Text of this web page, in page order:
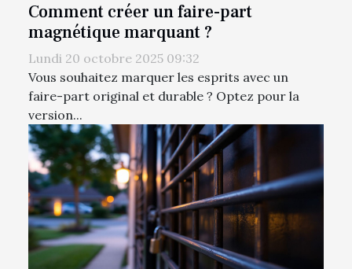
Comment créer un faire-part
magnétique marquant ?
Lundi 20 octobre 2025 09:32
Vous souhaitez marquer les esprits avec un
faire-part original et durable ? Optez pour la
version...